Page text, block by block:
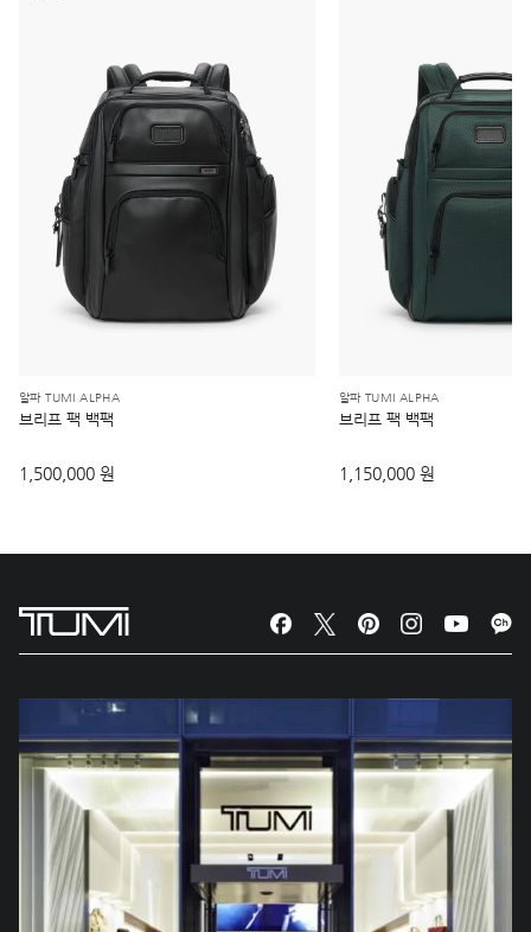
알파 TUMI ALPHA
브리프 팩 백팩
1,500,000 원
알파 TUMI ALPHA
브리프 팩 백팩
1,150,000 원